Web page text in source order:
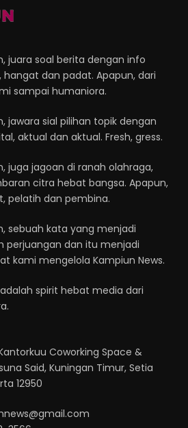
juara soal berita dengan info
hangat dan padat. Apapun, dari
sampai humaniora.
jawara sial pilihan topik dengan
aktual dan aktual. Fresh, gress.
juga jagoan di ranah olahraga,
citra hebat bangsa. Apapun,
pelatih dan pembina.
sebuah kata yang menjadi
perjuangan dan itu menjadi
kami mengelola Kampiun News.
spirit hebat media dari
Coworking Space &
Said, Kuningan Timur, Setia
12950